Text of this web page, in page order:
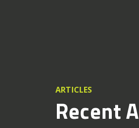
ARTICLES
Recent